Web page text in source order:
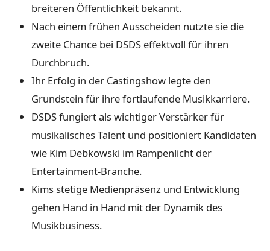
breiteren Öffentlichkeit bekannt.
Nach einem frühen Ausscheiden nutzte sie die
zweite Chance bei DSDS effektvoll für ihren
Durchbruch.
Ihr Erfolg in der Castingshow legte den
Grundstein für ihre fortlaufende Musikkarriere.
DSDS fungiert als wichtiger Verstärker für
musikalisches Talent und positioniert Kandidaten
wie Kim Debkowski im Rampenlicht der
Entertainment-Branche.
Kims stetige Medienpräsenz und Entwicklung
gehen Hand in Hand mit der Dynamik des
Musikbusiness.